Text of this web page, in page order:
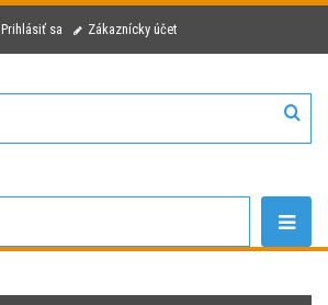
Prihlásiť sa Zákaznícky účet